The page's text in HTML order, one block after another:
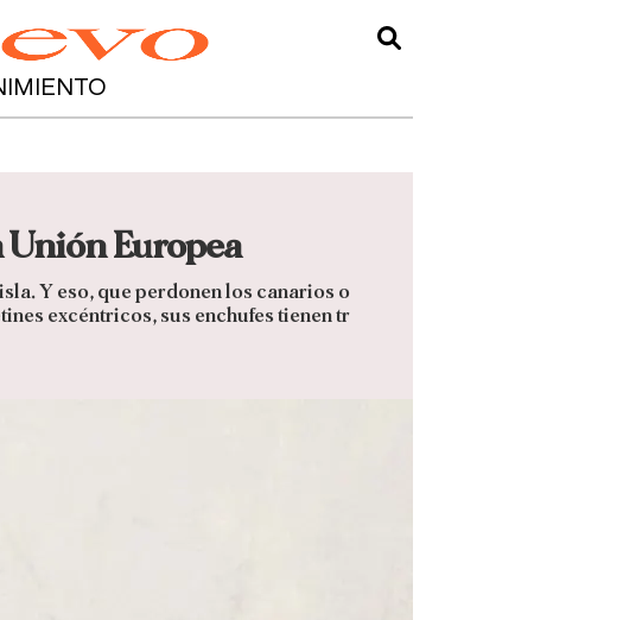
Unión Europea
Y eso, que perdonen los canarios o
excéntricos, sus enchufes tienen tr